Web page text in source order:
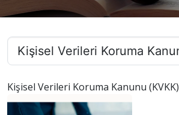
Kişisel Verileri Koruma Kanunu (KVKK)